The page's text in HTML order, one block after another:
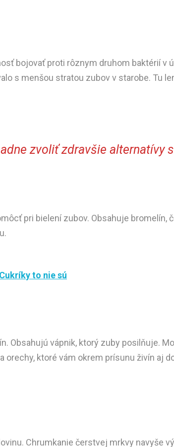
bojovať proti rôznym druhom baktérií v
s menšou stratou zubov v starobe. Tu
zvoliť zdravšie alternatívy
pri bielení zubov. Obsahuje bromelín,
Cukríkyto niesú
Obsahujú vápnik, ktorý zuby posilňuje.
orechy, ktoré vám okrem prísunu živín aj
Chrumkanie čerstvej mrkvy navyše